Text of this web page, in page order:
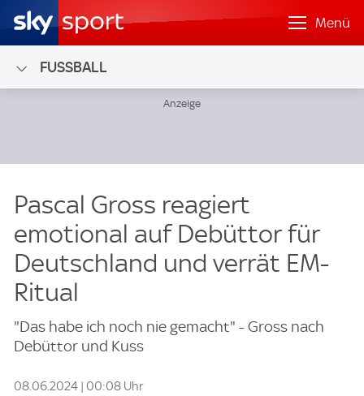
Menü
FUSSBALL
Pascal Gross reagiert
emotional auf Debüttor für
Deutschland und verrät EM-
Ritual
"Das habe ich noch nie gemacht" - Gross nach
Debüttor und Kuss
08.06.2024 | 00:08 Uhr